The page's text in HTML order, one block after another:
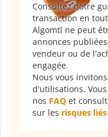
Consultez notre
transaction en
Algomtl ne peut
annonces
vendeur ou de
engagée.
Nous vous
d'utilisations.
nos FAQ et
sur les risques